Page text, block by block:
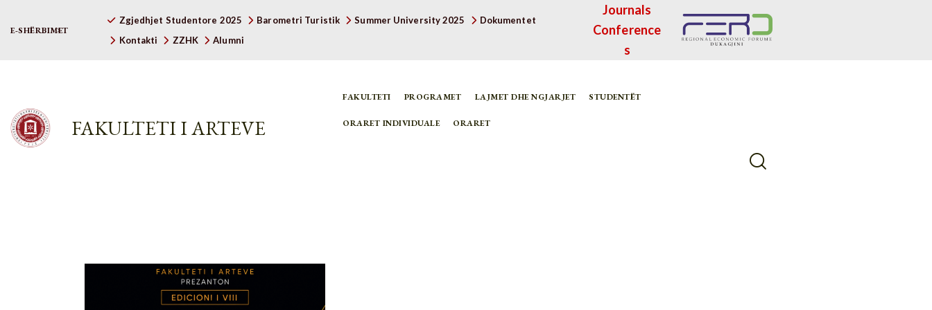
E-SHËRBIMET
Zgjedhjet Studentore 2025 Barometri Turistik Summer University 2025
Dokumentet
Kontakti
ZZHK Alumni
Journals
Conference
s
FAKULTETI I ARTEVE
FAKULTETI PROGRAMET LAJMET DHE NGJARJET STUDENTËT
ORARET INDIVIDUALE ORARET